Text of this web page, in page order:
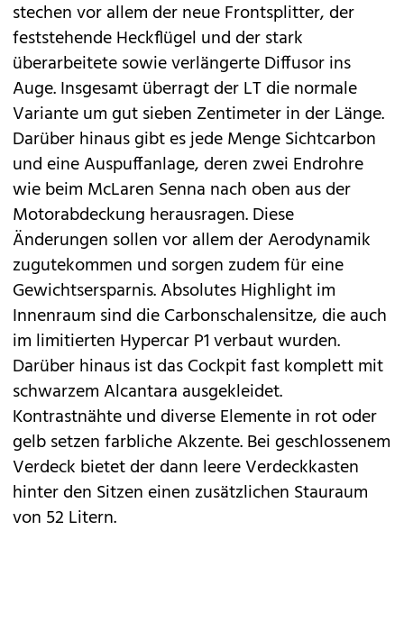
stechen vor allem der neue Frontsplitter, der
feststehende Heckflügel und der stark
überarbeitete sowie verlängerte Diffusor ins
Auge. Insgesamt überragt der LT die normale
Variante um gut sieben Zentimeter in der Länge.
Darüber hinaus gibt es jede Menge Sichtcarbon
und eine Auspuffanlage, deren zwei Endrohre
wie beim McLaren Senna nach oben aus der
Motorabdeckung herausragen. Diese
Änderungen sollen vor allem der Aerodynamik
zugutekommen und sorgen zudem für eine
Gewichtsersparnis. Absolutes Highlight im
Innenraum sind die Carbonschalensitze, die auch
im limitierten HypercarP1verbaut wurden.
Darüber hinaus ist das Cockpit fast komplett mit
schwarzem Alcantara ausgekleidet.
Kontrastnähte und diverse Elemente in rot oder
gelb setzen farbliche Akzente. Bei geschlossenem
Verdeck bietet der dann leere Verdeckkasten
hinter den Sitzen einen zusätzlichen Stauraum
von 52 Litern.